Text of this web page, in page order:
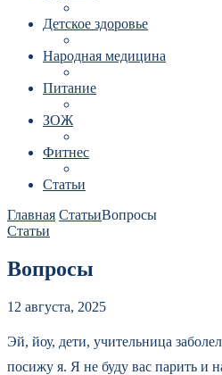
Детское здоровье
Народная медицина
Питание
ЗОЖ
Фитнес
Статьи
Главная СтатьиВопросы
Статьи
Вопросы
12 августа, 2025
Эй, йоу, дети, учительница
посижу я. Я не буду вас парить и